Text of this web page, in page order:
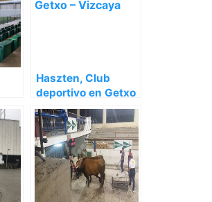
Haszten, Club
deportivo en Getxo
– Vizcaya